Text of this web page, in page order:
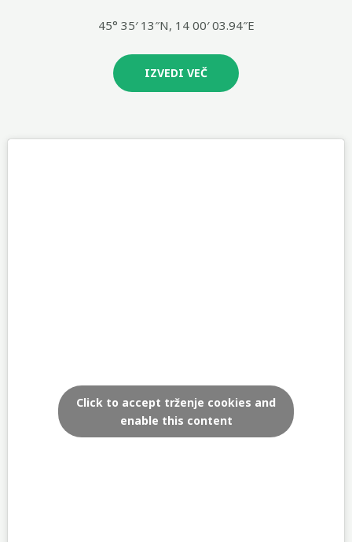
45° 35′ 13″N, 14 00′ 03.94″E
IZVEDI VEČ
Click to accept trženje cookies and
enable this content